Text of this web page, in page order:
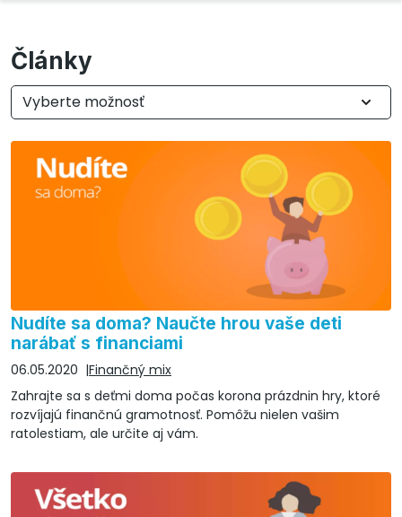
Články
Vyberte možnosť
Nudíte sa doma? Naučte hrou vaše deti
narábať s financiami
06.05.2020
Finančný mix
Zahrajte sa s deťmi doma počas korona prázdnin hry, ktoré
rozvíjajú finančnú gramotnosť. Pomôžu nielen vašim
ratolestiam, ale určite aj vám.